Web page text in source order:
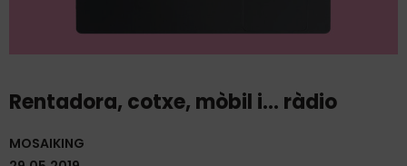
Rentadora, cotxe, mòbil i… ràdio
MOSAIKING